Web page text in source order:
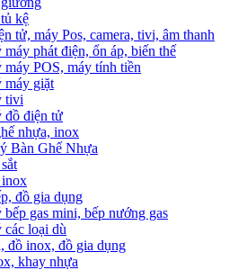
kệ
tử, máy Pos, camera, tivi, âm thanh
phát điện, ổn áp, biến thế
máy POS, máy tính tiền
máy giặt
tivi
đồ điện tử
nhựa, inox
Bàn Ghế Nhựa
inox
đồ gia dụng
gas mini, bếp nướng gas
các loại dù
đồ inox, đồ gia dụng
khay nhựa